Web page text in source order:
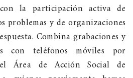
la participación activa de
problemas y de organizaciones
Combina grabaciones y
con teléfonos móviles por
Área de Acción Social de